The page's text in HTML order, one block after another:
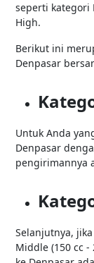
seperti kategori
High.
Berikut ini
Denpasar
Untuk Anda
Denpasar
pengirimannya
Selanjutnya,
Middle (150 cc -